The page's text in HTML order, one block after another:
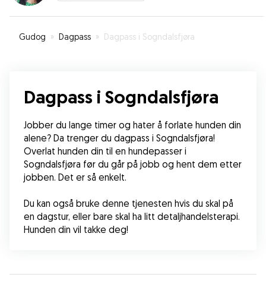
Gudog » Dagpass » Dagpass i Sogndalsfjøra
Dagpass i Sogndalsfjøra
Jobber du lange timer og hater å forlate hunden din
alene? Da trenger du dagpass i Sogndalsfjøra!
Overlat hunden din til en hundepasser i
Sogndalsfjøra før du går på jobb og hent dem etter
jobben. Det er så enkelt.
Du kan også bruke denne tjenesten hvis du skal på
en dagstur, eller bare skal ha litt detaljhandelsterapi.
Hunden din vil takke deg!